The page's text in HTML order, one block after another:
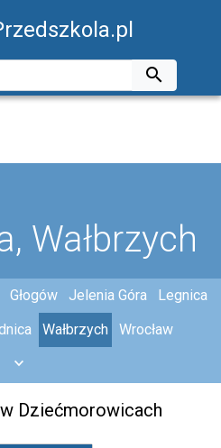

Wałbrzych
Głogów Jelenia Góra
Legnica
Wałbrzych Wrocław
Dziećmorowicach